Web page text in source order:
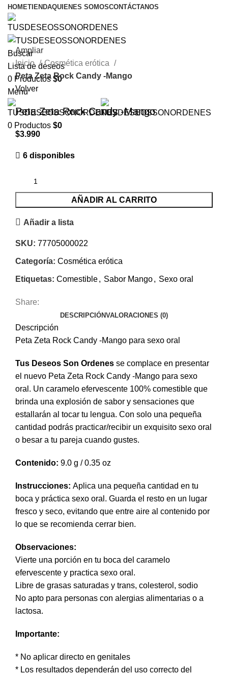
HOMETIENDAQUIENES SOMOSCONTÁCTANOS
Buscar
Lista de deseos
0 Productos $0
Menu
0 Productos $0
Ampliar
Inicio
Cosmética erótica
Peta Zeta Rock Candy -Mango
Volver
Peta Zeta Rock Candy -Mango
$3.990
6 disponibles
AÑADIR AL CARRITO
Añadir a lista
SKU: 77705000022
Categoría: Cosmética erótica
Etiquetas: Comestible, Sabor Mango, Sexo oral
Share:
DESCRIPCIÓNVALORACIONES (0)
Descripción
Peta Zeta Rock Candy -Mango para sexo oral
Tus Deseos Son Ordenes se complace en presentar
el nuevo Peta Zeta Rock Candy -Mango para sexo
oral. Un caramelo efervescente 100% comestible que
brinda una explosión de sabor y sensaciones que
estallarán al tocar tu lengua. Con solo una pequeña
cantidad podrás practicar/recibir un exquisito sexo oral
o besar a tu pareja cuando gustes.
Contenido: 9.0 g / 0.35 oz
Instrucciones: Aplica una pequeña cantidad en tu
boca y práctica sexo oral. Guarda el resto en un lugar
fresco y seco, evitando que entre aire al contenido por
lo que se recomienda cerrar bien.
Observaciones:
Vierte una porción en tu boca del caramelo
efervescente y practica sexo oral.
Libre de grasas saturadas y trans, colesterol, sodio
No apto para personas con alergias alimentarias o a
lactosa.
Importante:
* No aplicar directo en genitales
* Los resultados dependerán del uso correcto del